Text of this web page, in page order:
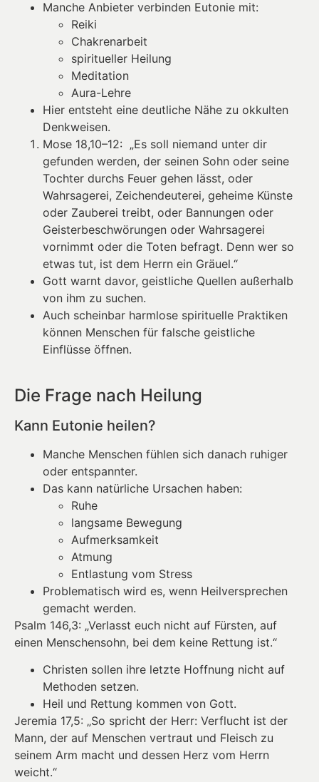
Manche Anbieter verbinden Eutonie mit:
Reiki
Chakrenarbeit
spiritueller Heilung
Meditation
Aura-Lehre
Hier entsteht eine deutliche Nähe zu okkulten
Denkweisen.
Mose 18,10–12: „Es soll niemand unter dir
gefunden werden, der seinen Sohn oder seine
Tochter durchs Feuer gehen lässt, oder
Wahrsagerei, Zeichendeuterei, geheime Künste
oder Zauberei treibt, oder Bannungen oder
Geisterbeschwörungen oder Wahrsagerei
vornimmt oder die Toten befragt. Denn wer so
etwas tut, ist dem Herrn ein Gräuel.“
Gott warnt davor, geistliche Quellen außerhalb
von ihm zu suchen.
Auch scheinbar harmlose spirituelle Praktiken
können Menschen für falsche geistliche
Einflüsse öffnen.
Die Frage nach Heilung
Kann Eutonie heilen?
Manche Menschen fühlen sich danach ruhiger
oder entspannter.
Das kann natürliche Ursachen haben:
Ruhe
langsame Bewegung
Aufmerksamkeit
Atmung
Entlastung vom Stress
Problematisch wird es, wenn Heilversprechen
gemacht werden.
Psalm 146,3: „Verlasst euch nicht auf Fürsten, auf
einen Menschensohn, bei dem keine Rettung ist.“
Christen sollen ihre letzte Hoffnung nicht auf
Methoden setzen.
Heil und Rettung kommen von Gott.
Jeremia 17,5: „So spricht der Herr: Verflucht ist der
Mann, der auf Menschen vertraut und Fleisch zu
seinem Arm macht und dessen Herz vom Herrn
weicht.“